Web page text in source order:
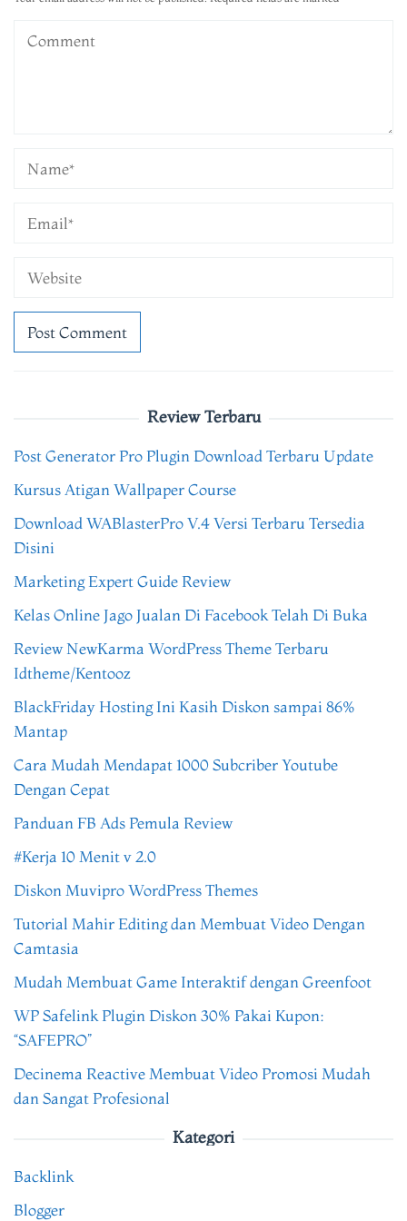
Review Terbaru
Post Generator Pro Plugin Download Terbaru Update
Kursus Atigan Wallpaper Course
Download WABlasterPro V.4 Versi Terbaru Tersedia
Disini
Marketing Expert Guide Review
Kelas Online Jago Jualan Di Facebook Telah Di Buka
Review NewKarma WordPress Theme Terbaru
Idtheme/Kentooz
BlackFriday Hosting Ini Kasih Diskon sampai 86%
Mantap
Cara Mudah Mendapat 1000 Subcriber Youtube
Dengan Cepat
Panduan FB Ads Pemula Review
#Kerja 10 Menit v 2.0
Diskon Muvipro WordPress Themes
Tutorial Mahir Editing dan Membuat Video Dengan
Camtasia
Mudah Membuat Game Interaktif dengan Greenfoot
WP Safelink Plugin Diskon 30% Pakai Kupon:
“SAFEPRO”
Decinema Reactive Membuat Video Promosi Mudah
dan Sangat Profesional
Kategori
Backlink
Blogger